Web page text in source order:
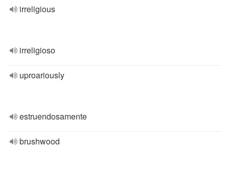
irreligious
irreligioso
uproariously
estruendosamente
brushwood